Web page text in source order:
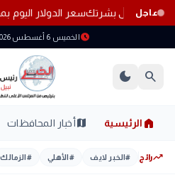
عاجل سعر الدولار اليوم بمصر بعد
scheduleالخميس 6 أغسطس 2026
search
dark_mode
home الرئيسية mapأخبار المحافظات
trending_upرائج #الخبر لايف #الأهلي #الزمالك